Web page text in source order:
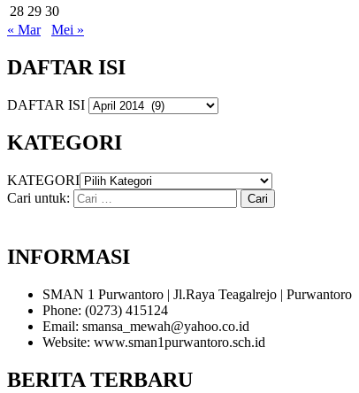
28 29 30
« Mar
Mei »
DAFTAR ISI
DAFTAR ISI
KATEGORI
KATEGORI
Cari untuk:
INFORMASI
SMAN 1 Purwantoro | Jl.Raya Teagalrejo | Purwantoro
Phone: (0273) 415124
Email: smansa_mewah@yahoo.co.id
Website: www.sman1purwantoro.sch.id
BERITA TERBARU